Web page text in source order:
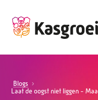
Blogs
Laat de oogst niet liggen -